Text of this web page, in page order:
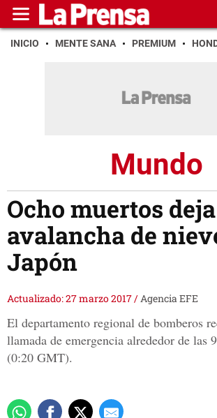
INICIO MENTE SANA PREMIUM
Mundo
Ocho muertos
avalancha de
Japón
Actualizado: 27 marzo 2017/Agencia EFE
El departamento regional de bomberos
llamada de emergencia alrededor de las
(0:20 GMT).